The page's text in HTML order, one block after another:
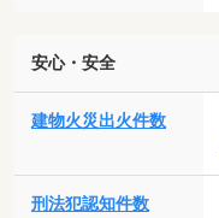
安心・安全
建物火災出火件数
刑法犯認知件数